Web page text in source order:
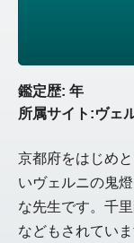
鑑定歴: 年
所属サイト:ヴェ
京都府をはじめ
いヴェルニの鬼
な先生です。千
などもされてい